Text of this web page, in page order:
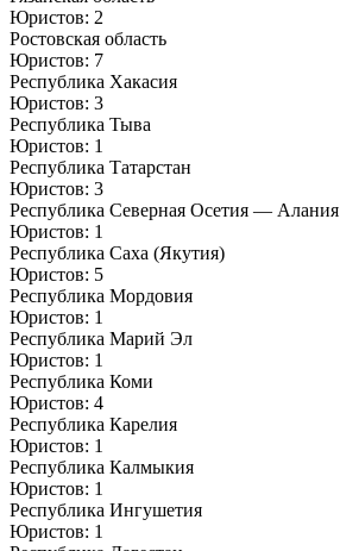
Юристов: 2
Ростовская область
Юристов: 7
Республика Хакасия
Юристов: 3
Республика Тыва
Юристов: 1
Республика Татарстан
Юристов: 3
Республика Северная Осетия — Алания
Юристов: 1
Республика Саха (Якутия)
Юристов: 5
Республика Мордовия
Юристов: 1
Республика Марий Эл
Юристов: 1
Республика Коми
Юристов: 4
Республика Карелия
Юристов: 1
Республика Калмыкия
Юристов: 1
Республика Ингушетия
Юристов: 1